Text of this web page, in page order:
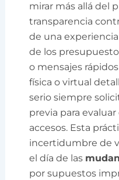
mirar más allá del
transparencia
de una
de los
o mensajes
física o virtual
serio siempre
previa para
accesos. Esta
incertidumbre de
el día de las
por supuestos